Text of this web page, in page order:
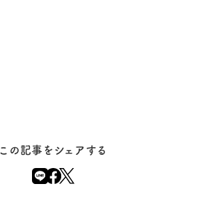
この記事をシェアする